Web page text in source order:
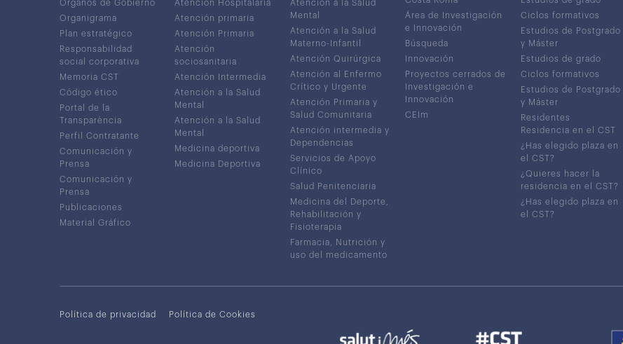
Órganos de Gobierno
Organigrama
Plan estratégico
Responsabilidad
social corporativa
Memoria CST
Código ético
Portal de la
Transparència
Perfil Contratante
Comunicación y
Prensa
Comunicación y
Prensa
Publicaciones
Material Gráfico
Atención Hospitalaria
Atención primaria
Atención Primaria
Atención
sociosanitaria
Atención Intermedia
Atención a la Salud
Mental
Atención a la Salud
Mental
Medicina deportiva
Medicina Deportiva
Atención a la Salud
Mental
Atención a la Salud
Materno-Infantil
Atención Quirúrgica
Atención al Enfermo
Crítico y Urgente
Atención Primaria y
Salud Comunitaria
Atención intermedia y
Dependencias
Servicios de Apoyo
Clínico
Salud Penitenciaria
Medicina del Deporte,
Rehabilitación y
Fisioterapia
Farmacia, Nutrición y
uso del medicamento
Área de Investigación
e Innovación
Búsqueda
Innovación
Proyectos cerrados de
Investigación e
Innovación
CEIm
Ciclos formativos
Estudios de Postgrado
y Máster
Estudios de grado
Ciclos formativos
Estudios de Postgrado
y Máster
Residentes
Residencia en el CST
¿Has elegido plaza en
el CST?
¿Quieres hacer la
residencia en el CST?
¿Has elegido plaza en
el CST?
Política de privacidad Política de Cookies